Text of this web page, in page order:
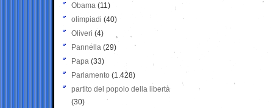
Obama (11)
olimpiadi (40)
Oliveri (4)
Pannella (29)
Papa (33)
Parlamento (1.428)
partito del popolo della libertà
(30)